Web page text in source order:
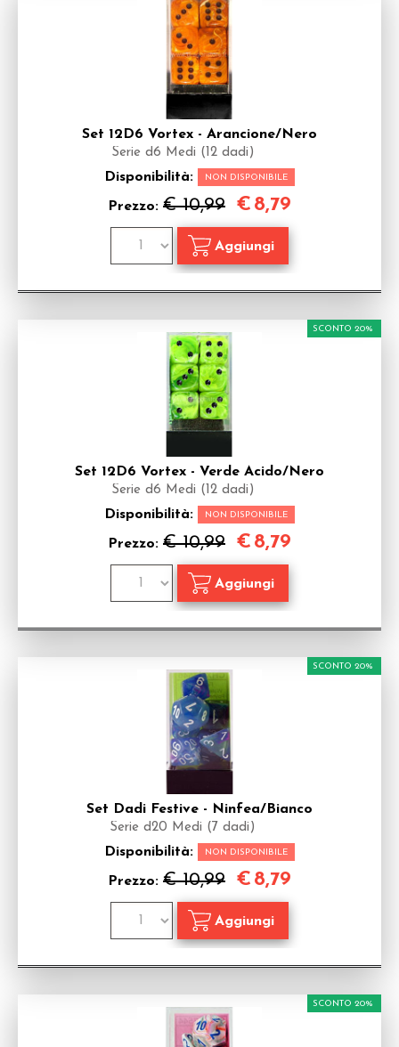
Set 12D6 Vortex - Arancione/Nero
Serie d6 Medi (12 dadi)
Disponibilità: NON DISPONIBILE
Prezzo: € 10,99 € 8,79
Set 12D6 Vortex - Verde Acido/Nero
Serie d6 Medi (12 dadi)
Disponibilità: NON DISPONIBILE
Prezzo: € 10,99
SCONTO 20%
€ 8,79
Set Dadi Festive - Ninfea/Bianco
Serie d20 Medi (7 dadi)
Disponibilità: NON DISPONIBILE
Prezzo: € 10,99
SCONTO 20%
€ 8,79
SCONTO 20%